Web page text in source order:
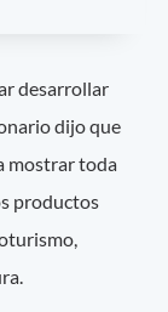
desarrollar
dijo que
mostrar toda
productos